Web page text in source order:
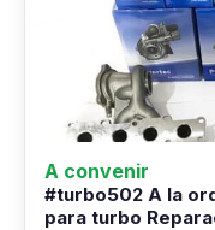
A convenir
#turbo502 A la
para turbo